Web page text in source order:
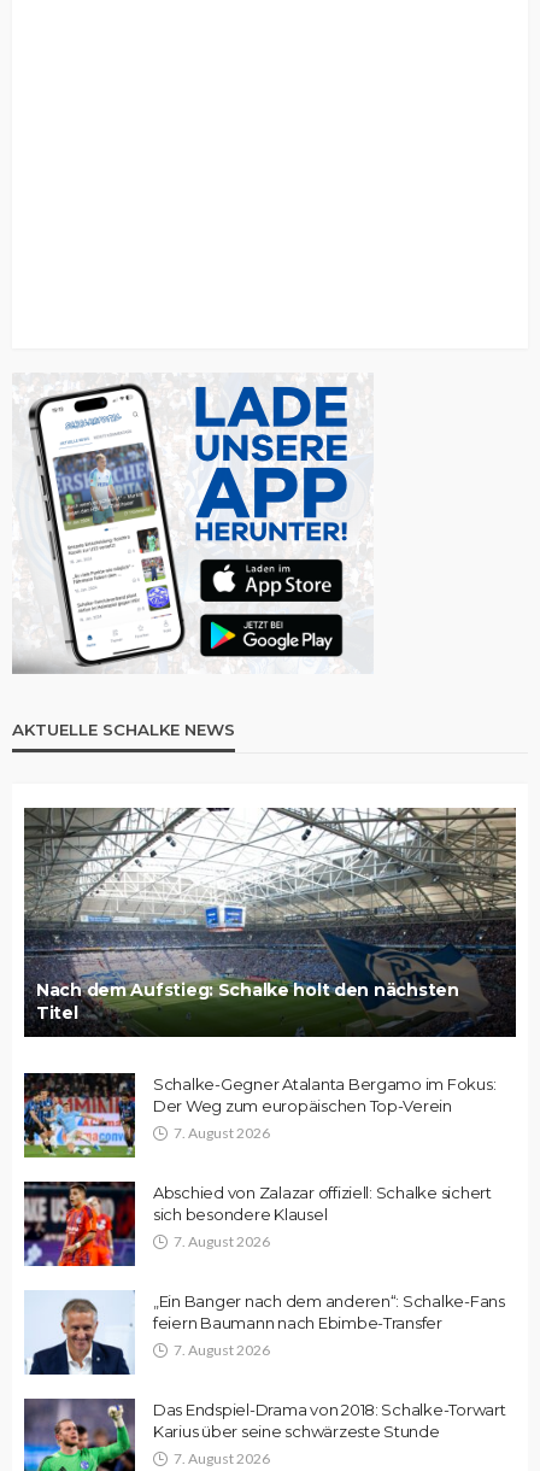
AKTUELLE SCHALKE NEWS
Nach dem Aufstieg: Schalke holt den nächsten
Titel
Schalke-Gegner Atalanta Bergamo im Fokus:
Der Weg zum europäischen Top-Verein
7. August 2026
Abschied von Zalazar offiziell: Schalke sichert
sich besondere Klausel
7. August 2026
„Ein Banger nach dem anderen“: Schalke-Fans
feiern Baumann nach Ebimbe-Transfer
7. August 2026
Das Endspiel-Drama von 2018: Schalke-Torwart
Karius über seine schwärzeste Stunde
7. August 2026